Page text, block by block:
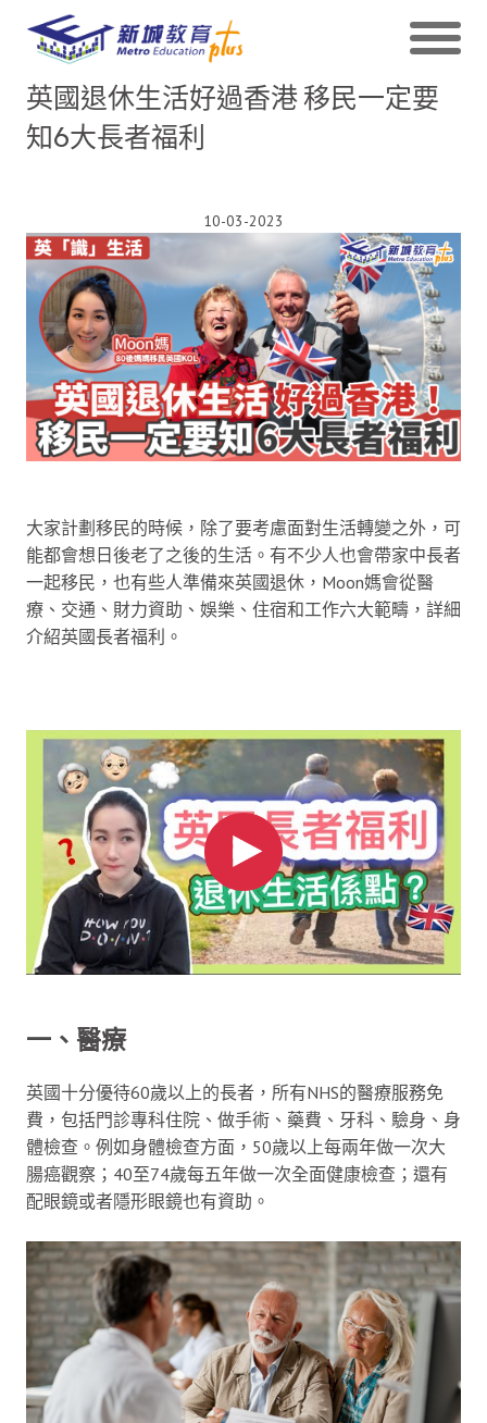
英國退休生活好過香港 移民一定要
知6大長者福利
10-03-2023
大家計劃移民的時候，除了要考慮面對生活轉變之外，可
能都會想日後老了之後的生活。有不少人也會帶家中長者
一起移民，也有些人準備來英國退休，Moon媽會從醫
療、交通、財力資助、娛樂、住宿和工作六大範疇，詳細
介紹英國長者福利。
一、醫療
英國十分優待60歲以上的長者，所有NHS的醫療服務免
費，包括門診專科住院、做手術、藥費、牙科、驗身、身
體檢查。例如身體檢查方面，50歲以上每兩年做一次大
腸癌觀察；40至74歲每五年做一次全面健康檢查；還有
配眼鏡或者隱形眼鏡也有資助。